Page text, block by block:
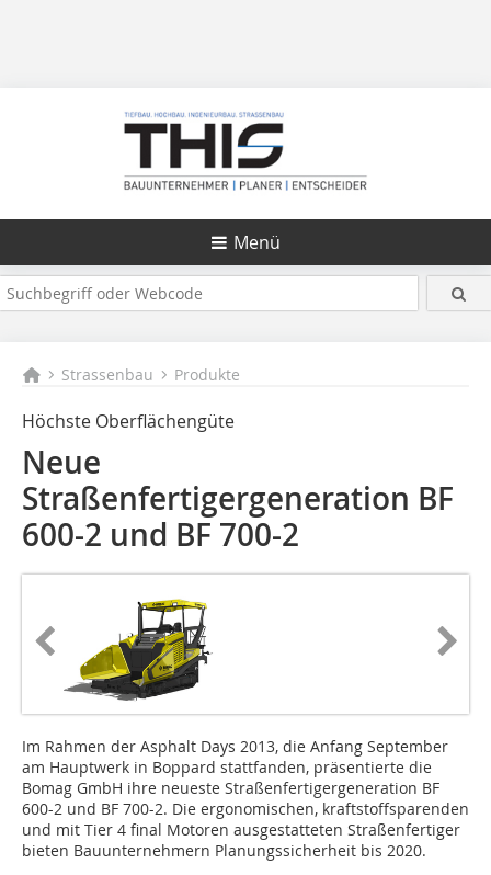
Menü
Strassenbau Produkte
Höchste Oberflächengüte
Neue
Straßenfertigergeneration BF
600-2 und BF 700-2
Im Rahmen der Asphalt Days 2013, die Anfang September
am Hauptwerk in Boppard stattfanden, präsentierte die
Bomag GmbH ihre neueste Straßenfertigergeneration BF
600-2 und BF 700-2. Die ergonomischen, kraftstoffsparenden
und mit Tier 4 final Motoren ausgestatteten Straßenfertiger
bieten Bauunternehmern Planungssicherheit bis 2020.